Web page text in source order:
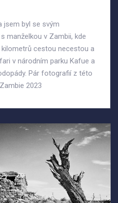
jsem byl se svým
manželkou v Zambii, kde
cestou necestou a
v národním parku Kafue a
Pár fotografií z této
2023